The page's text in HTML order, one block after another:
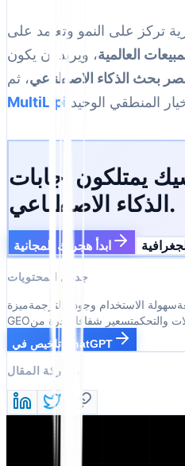
تركز على النمو وتعتمد على
العالمية، ويريد أن يكون
بحث الذكاء الاصطناعي، ثم
MultiLipi
يمتلكون إجابات
الذكاء الاصطناعي.
ابدأ هجرتك المجانية
جدول المحتويات
سهولة الاستخدام وجودة الترجمةميزة SEO و
GEO
والتحكمتسعير شفاف
تلخيص في ChatGPT
مشاركة المقال